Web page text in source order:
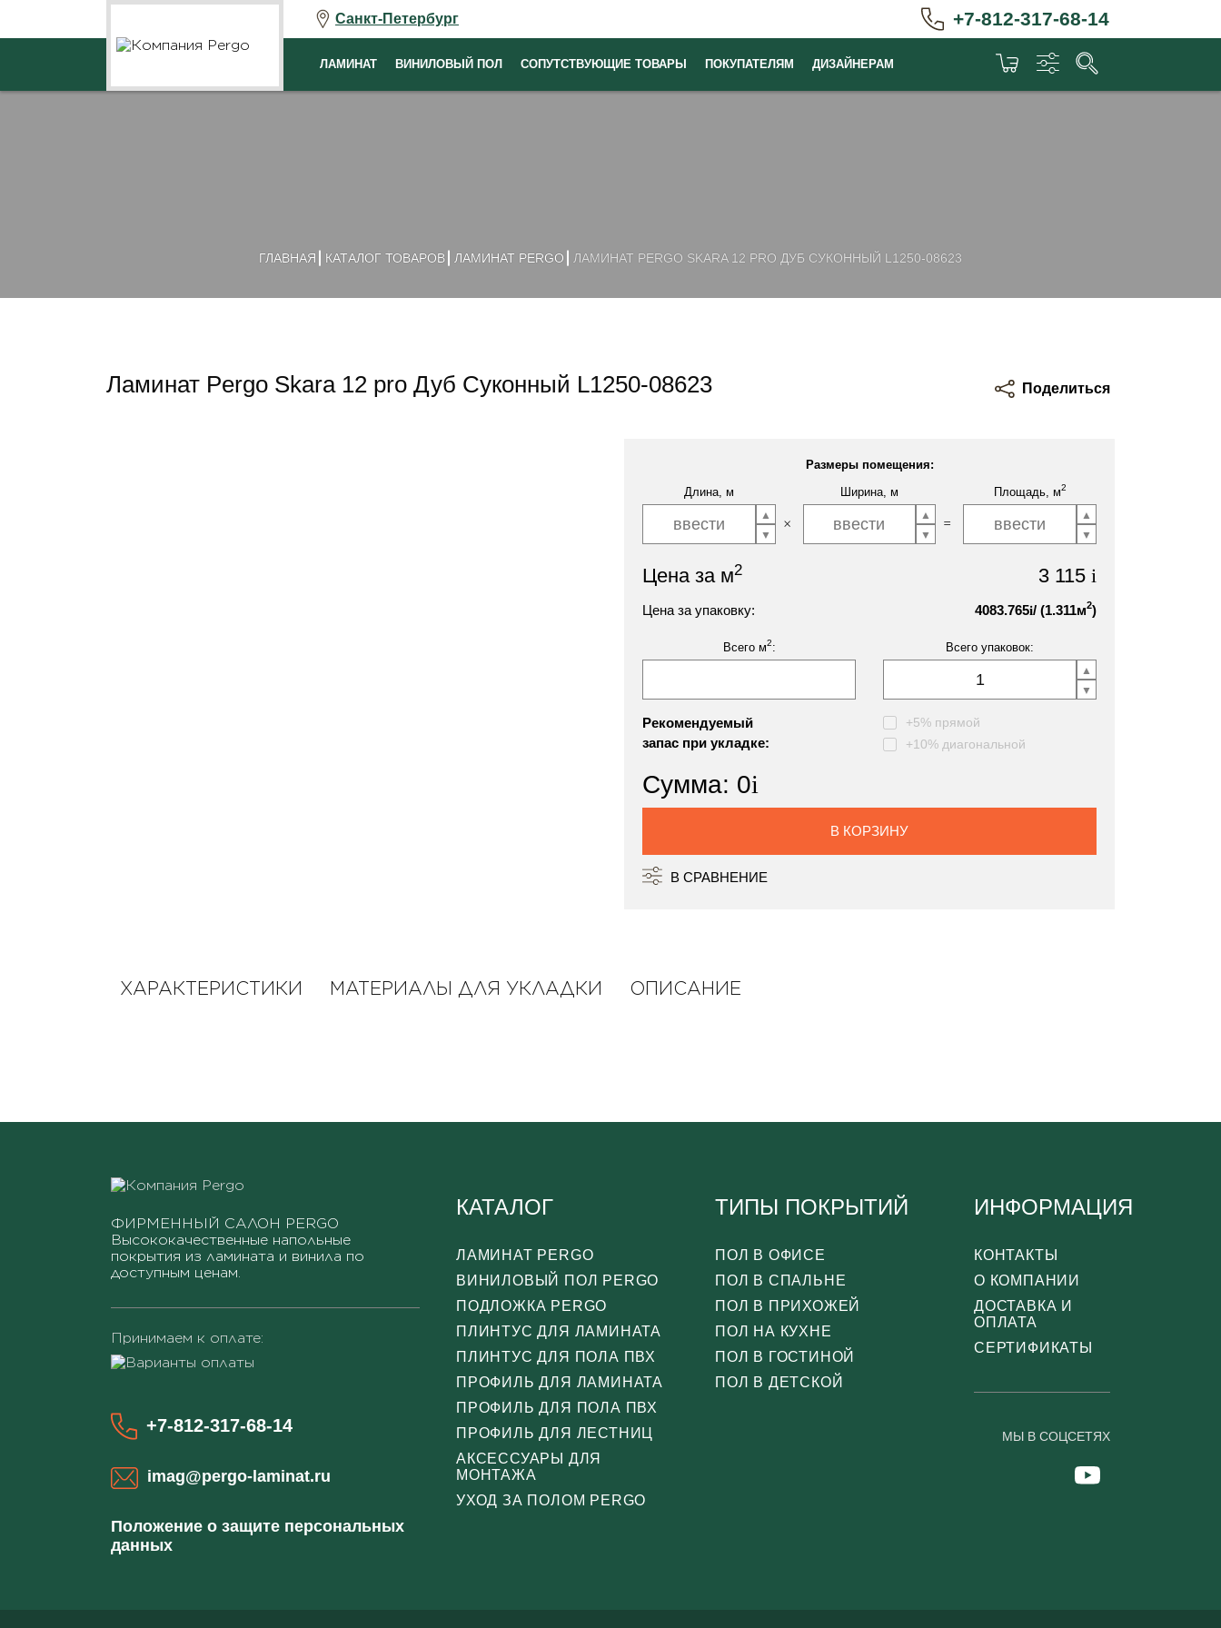
Санкт-Петербург +7-812-317-68-14
ЛАМИНАТ ВИНИЛОВЫЙ ПОЛ СОПУТСТВУЮЩИЕ ТОВАРЫ ПОКУПАТЕЛЯМ ДИЗАЙНЕРАМ
ГЛАВНАЯ КАТАЛОГ ТОВАРОВ ЛАМИНАТ PERGO ЛАМИНАТ PERGO SKARA 12 PRO ДУБ СУКОННЫЙ L1250-08623
Ламинат Pergo Skara 12 pro Дуб Суконный L1250-08623 Поделиться
Размеры помещения:
Длина, м
Ширина, м Площадь, м2
Цена за м2 3 115 i
Цена за упаковку: 4083.765i/ (1.311м2)
Всего м2: Всего упаковок:
Рекомендуемый
запас при укладке:
+5% прямой
+10% диагональной
Сумма: 0i
В КОРЗИНУ
В СРАВНЕНИЕ
ХАРАКТЕРИСТИКИ МАТЕРИАЛЫ ДЛЯ УКЛАДКИ ОПИСАНИЕ
ФИРМЕННЫЙ САЛОН PERGO
Высококачественные напольные
покрытия из ламината и винила по
доступным ценам.
Принимаем к оплате:
+7-812-317-68-14
imag@pergo-laminat.ru
Положение о защите персональных
данных
КАТАЛОГ
ЛАМИНАТ PERGO
ВИНИЛОВЫЙ ПОЛ PERGO
ПОДЛОЖКА PERGO
ПЛИНТУС ДЛЯ ЛАМИНАТА
ПЛИНТУС ДЛЯ ПОЛА ПВХ
ПРОФИЛЬ ДЛЯ ЛАМИНАТА
ПРОФИЛЬ ДЛЯ ПОЛА ПВХ
ПРОФИЛЬ ДЛЯ ЛЕСТНИЦ
АКСЕССУАРЫ ДЛЯ
МОНТАЖА
УХОД ЗА ПОЛОМ PERGO
ТИПЫ ПОКРЫТИЙ
ПОЛ В ОФИСЕ
ПОЛ В СПАЛЬНЕ
ПОЛ В ПРИХОЖЕЙ
ПОЛ НА КУХНЕ
ПОЛ В ГОСТИНОЙ
ПОЛ В ДЕТСКОЙ
ИНФОРМАЦИЯ
КОНТАКТЫ
О КОМПАНИИ
ДОСТАВКА И
ОПЛАТА
СЕРТИФИКАТЫ
МЫ В СОЦСЕТЯХ